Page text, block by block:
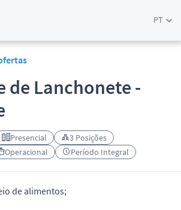
PT
de Lanchonete -
Presencial
3 Posições
Operacional Período Integral
de alimentos;